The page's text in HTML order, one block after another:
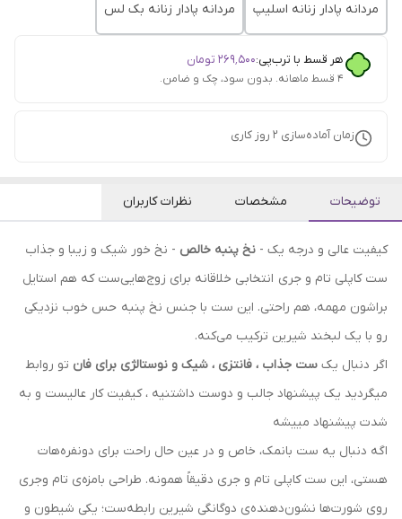
مردانه پادار زنانه اسلیپ مردانه پادار زنانه بک لس
هر قسط با ترب‌پی:۲۶۹٬۵۰۰ تومان
۴ قسط ماهانه. بدون سود، چک و ضامن.
زمان آماده‌سازی 2 روز کاری
توضیحات مشخصات نظرات کاربران
کیفیت عالی و درجه یک - نخ پنبه خالص - نخ خور شیک و زیبا و جذاب
ست کاپلی تام و جری انتخابی خلاقانه برای زوج‌هایی‌ست که هم استایل
براشون مهمه، هم راحتی. این ست با جنس نخ پنبه حس خوب نزدیکی
رو با یک لبخند شیرین ترکیب می‌کنه.
اگر دنبال یک ست جذاب ، فانتزی ، شیک و نوستالژی برای فان تو روابط
میگردید یک پیشنهاد جالب و دوست داشتنیه ، کیفیت کار عالیست و به
شدت پیشنهاد مییشه
اگه دنبال یه ست بانمک، خاص و در عین حال راحت برای دونفره‌هات
هستی، این ست کاپلی تام و جری دقیقاً همونه. طراحی بامزه‌ی تام وجری
روی شورت‌ها نشون‌دهنده‌ی دوگانگی شیرین رابطه‌ست؛ یکی شیطون و